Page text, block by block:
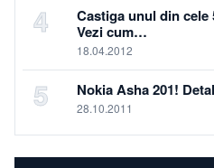
4
Castiga unul din cele
Vezi cum…
18.04.2012
5 Nokia Asha 201!
28.10.2011